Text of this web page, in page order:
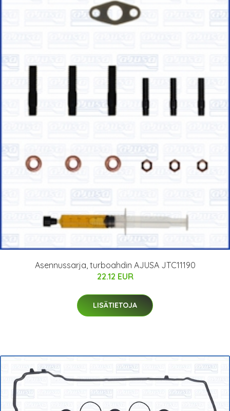
Asennussarja, turboahdin AJUSA JTC11190
22.12 EUR
LISÄTIETOJA